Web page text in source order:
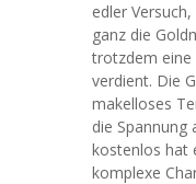
edler
ganz die
trotzdem eine
verdient. Die
makelloses
die Spannung
kostenlos hat
komplexe